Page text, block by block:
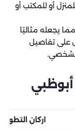
أو للمكتب أو
يجعله مثاليًا
على تفاصيل
أبوظبي
اركان التطوير